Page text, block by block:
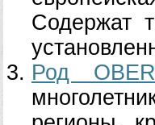
Содержат
Род